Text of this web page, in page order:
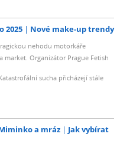
2025 Nové make-up trendy
nehodu motorkáře
market. Organizátor Prague Fetish
sucha přicházejí stále
a mráz
Jak vybírat